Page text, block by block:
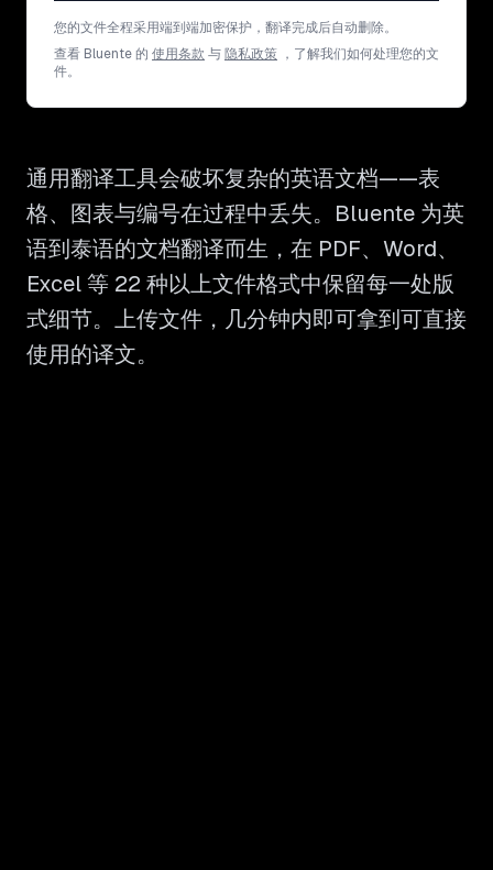
您的文件全程采用端到端加密保护，翻译完成后自动删除。
查看 Bluente 的 使用条款 与隐私政策 ，了解我们如何处理您的文
件。
通用翻译工具会破坏复杂的英语文档——表
格、图表与编号在过程中丢失。Bluente 为英
语到泰语的文档翻译而生，在 PDF、Word、
Excel 等 22 种以上文件格式中保留每一处版
式细节。上传文件，几分钟内即可拿到可直接
使用的译文。